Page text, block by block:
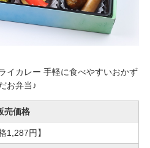
イカレー 手軽に食べやすいおかず
お弁当♪
売価格
1,287円】